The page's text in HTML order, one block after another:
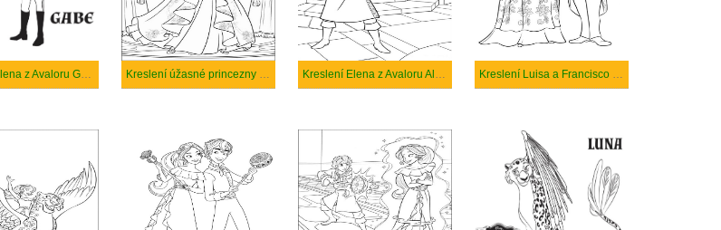
Kreslení Elena z Avaloru Gabe Kreslení úžasné princezny Elena Kreslení Elena z Avaloru Alakazar Kreslení Luisa a Francisco z Elena z Avaloru